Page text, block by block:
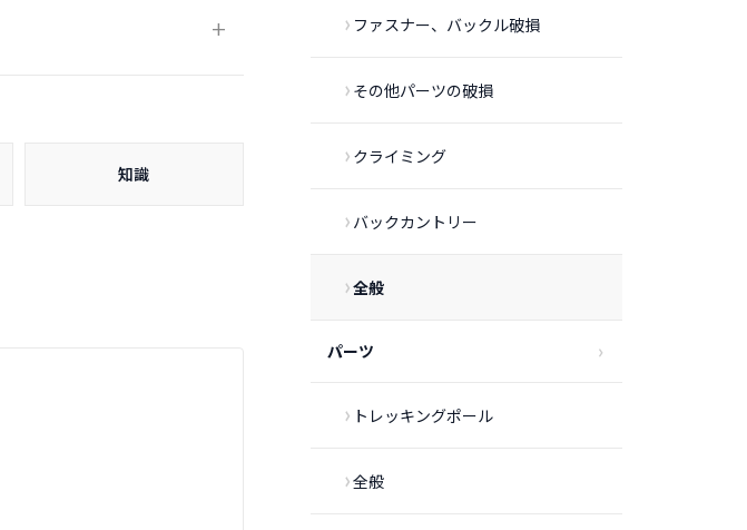
知識
ファスナー、バックル破損
その他パーツの破損
クライミング
バックカントリー
全般
パーツ
トレッキングポール
全般